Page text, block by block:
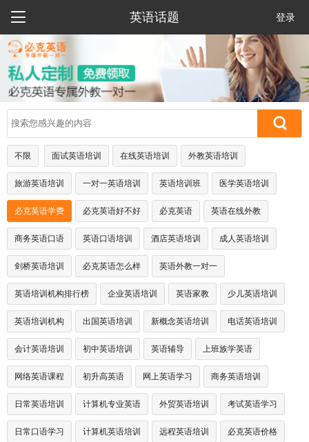
 英语话题 登录
不限 面试英语培训 在线英语培训 外教英语培训
旅游英语培训 一对一英语培训 英语培训班 医学英语培训
必克英语学费 必克英语好不好 必克英语 英语在线外教
商务英语口语 英语口语培训 酒店英语培训 成人英语培训
剑桥英语培训 必克英语怎么样 英语外教一对一
英语培训机构排行榜 企业英语培训 英语家教 少儿英语培训
英语培训机构 出国英语培训 新概念英语培训 电话英语培训
会计英语培训 初中英语培训 英语辅导 上班族学英语
网络英语课程 初升高英语 网上英语学习 商务英语培训
日常英语培训 计算机专业英语 外贸英语培训 考试英语学习
日常口语学习 计算机英语培训 远程英语培训 必克英语价格